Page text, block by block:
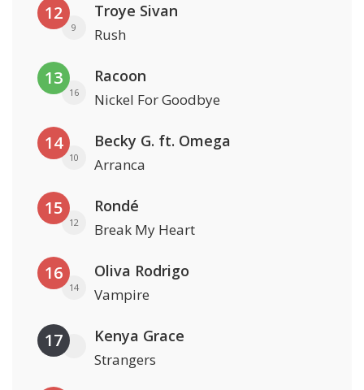
12
9
Troye Sivan
Rush
13
16
Racoon
Nickel For Goodbye
14
10
Becky G. ft. Omega
Arranca
15
12
Rondé
Break My Heart
16
14
Oliva Rodrigo
Vampire
17 Kenya Grace
Strangers